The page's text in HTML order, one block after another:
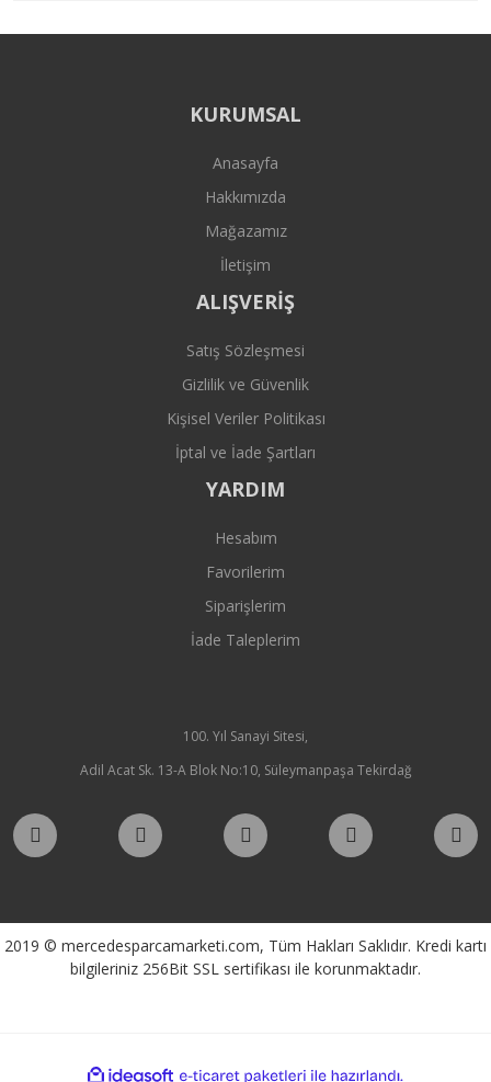
KURUMSAL
Anasayfa
Hakkımızda
Mağazamız
İletişim
ALIŞVERİŞ
Satış Sözleşmesi
Gizlilik ve Güvenlik
Kişisel Veriler Politikası
İptal ve İade Şartları
YARDIM
Hesabım
Favorilerim
Siparişlerim
İade Taleplerim
100. Yıl Sanayi Sitesi,
Adil Acat Sk. 13-A Blok No:10, Süleymanpaşa Tekirdağ
2019 © mercedesparcamarketi.com, Tüm Hakları Saklıdır. Kredi kartı
bilgileriniz 256Bit SSL sertifikası ile korunmaktadır.
ideasoft e-